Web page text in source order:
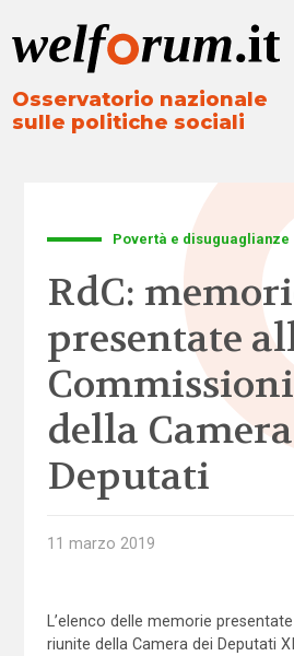
Osservatorio nazionale
sulle politiche sociali
Povertà e disuguaglianze
RdC:
presentate
della
Deputati
11 marzo 2019
L’elenco delle memorie
riunite della Camera dei Deputati